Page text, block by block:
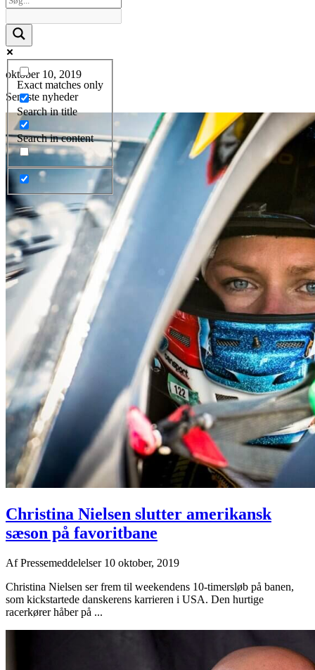
Exact matches only
Search in title
Search in content
oktober 10, 2019
Seneste nyheder
Christina Nielsen slutter amerikansk
sæson på favoritbane
AfPressemeddelelser 10 oktober, 2019
Christina Nielsen ser frem til weekendens 10-timersløb på banen,
som kickstartede danskerens karrieren i USA. Den hurtige
racerkører håber på ...